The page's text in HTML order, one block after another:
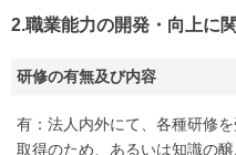
2.職業能力の開発・向上に
研修の有無及び内容
有：法人内外にて、各種研修
取得のため、あるいは知識の